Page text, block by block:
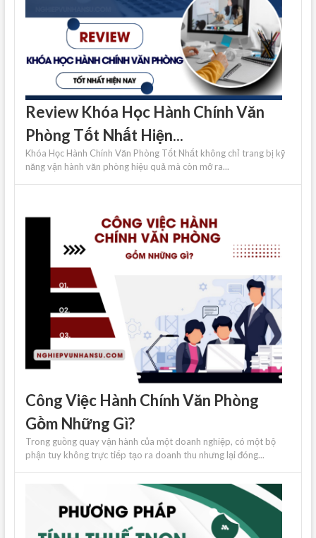
Review Khóa Học Hành Chính Văn
Phòng Tốt Nhất Hiện...
Khóa Học Hành Chính Văn Phòng Tốt Nhất không chỉ trang bị kỹ
năng vận hành văn phòng hiệu quả mà còn mở ra...
Công Việc Hành Chính Văn Phòng
Gồm Những Gì?
Trong guồng quay vận hành của một doanh nghiệp, có một bộ
phận tuy không trực tiếp tạo ra doanh thu nhưng lại đóng...